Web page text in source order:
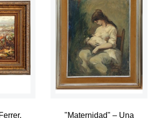
"Maternidad" – Una